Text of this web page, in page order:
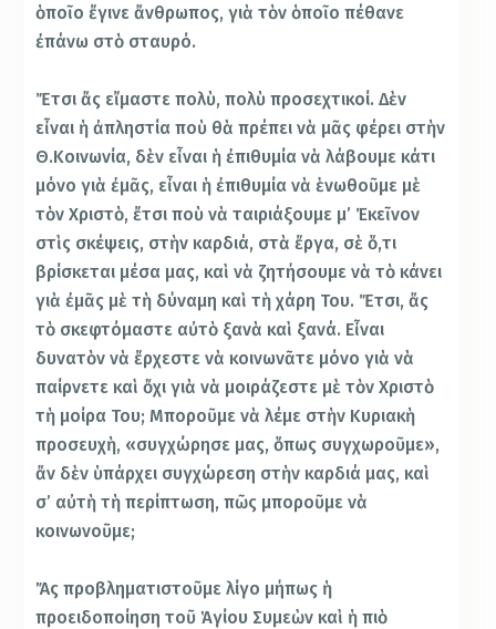
ὁποῖο ἔγινε ἄνθρωπος, γιὰ τὸν ὁποῖο πέθανε
ἐπάνω στὸ σταυρό.
Ἔτσι ἄς εἴμαστε πολὺ, πολὺ προσεχτικοί. Δὲν
εἶναι ἡ ἀπληστία ποὺ θὰ πρέπει νὰ μᾶς φέρει στὴν
Θ.Κοινωνία, δὲν εἶναι ἡ ἐπιθυμία νὰ λάβουμε κάτι
μόνο γιὰ ἐμᾶς, εἶναι ἡ ἐπιθυμία νὰ ἑνωθοῦμε μὲ
τὸν Χριστὸ, ἔτσι ποὺ νὰ ταιριάξουμε μ’ Ἐκεῖνον
στὶς σκέψεις, στὴν καρδιά, στὰ ἔργα, σὲ ὅ,τι
βρίσκεται μέσα μας, καὶ νὰ ζητήσουμε νὰ τὸ κάνει
γιὰ ἐμᾶς μὲ τὴ δύναμη καὶ τὴ χάρη Του. Ἔτσι, ἄς
τὸ σκεφτόμαστε αὐτὸ ξανὰ καὶ ξανά. Εἶναι
δυνατὸν νὰ ἔρχεστε νὰ κοινωνᾶτε μόνο γιὰ νὰ
παίρνετε καὶ ὄχι γιὰ νὰ μοιράζεστε μὲ τὸν Χριστὸ
τὴ μοίρα Του; Μποροῦμε νὰ λέμε στὴν Κυριακὴ
προσευχὴ, «συγχώρησε μας, ὅπως συγχωροῦμε»,
ἄν δὲν ὑπάρχει συγχώρεση στὴν καρδιά μας, καὶ
σ’ αὐτὴ τὴ περίπτωση, πῶς μποροῦμε νὰ
κοινωνοῦμε;
Ἄς προβληματιστοῦμε λίγο μήπως ἡ
προειδοποίηση τοῦ Ἁγίου Συμεὼν καὶ ἡ πιὸ